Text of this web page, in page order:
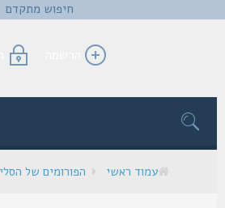
חיפוש מתקדם
הרשמה התחבר
עמוד ראשי הפורומים של הסליק